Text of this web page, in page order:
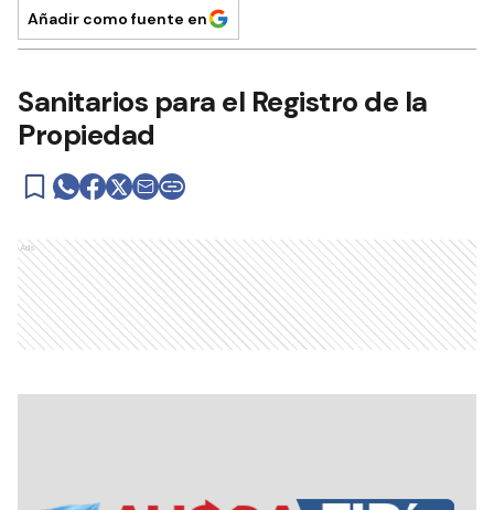
Añadir como fuente en
Sanitarios para el Registro de la
Propiedad
Ads